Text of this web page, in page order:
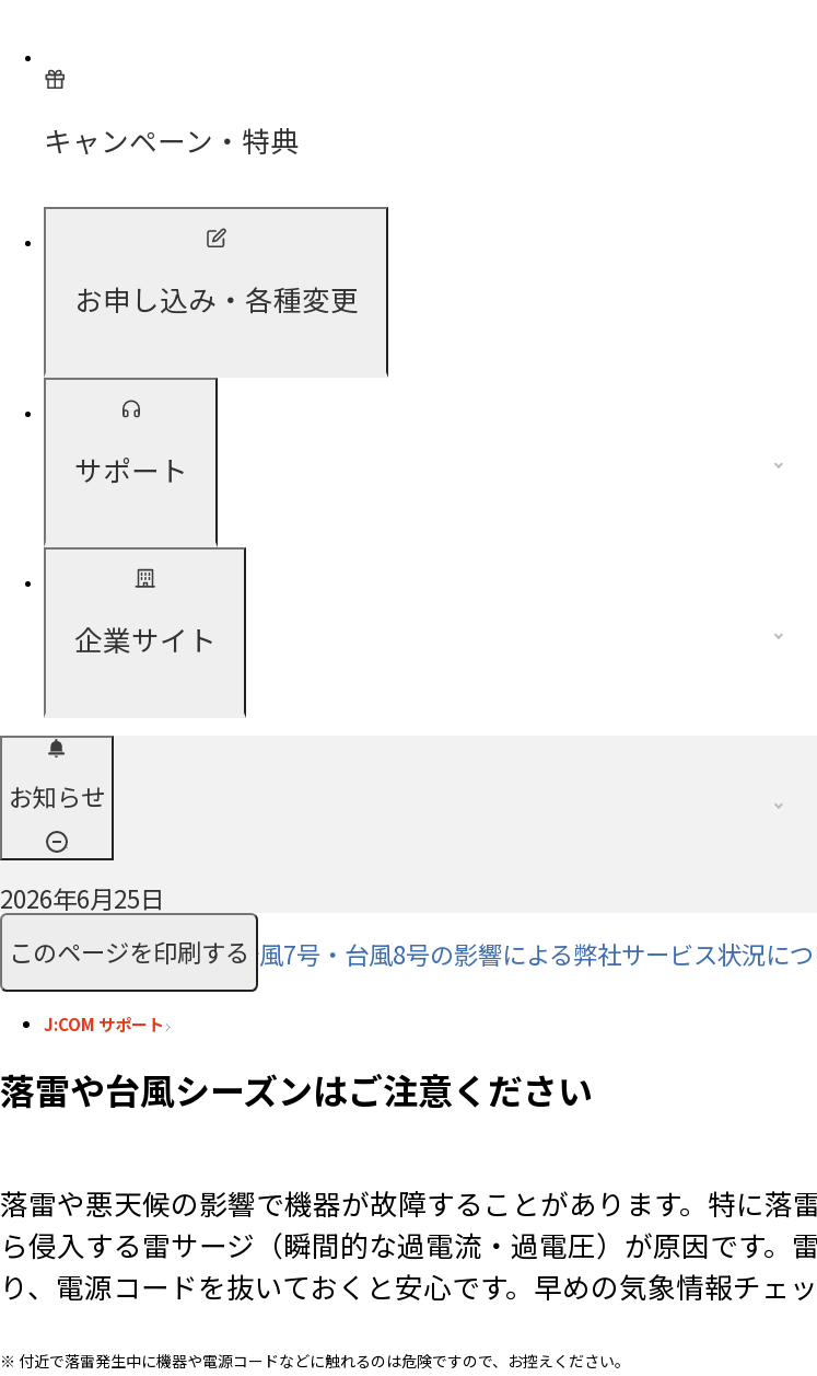
キャンペーン・特典
お申し込み・各種変更
サポート
企業サイト
お知らせ
2026年6月25日
【お知らせ】令和8年 台風7号・台風8号の影響による弊社サービス状況に
このページを印刷する
J:COM サポート
落雷や台風シーズンはご注意ください
落雷や悪天候の影響で機器が故障することがあります。特に落
ら侵入する雷サージ（瞬間的な過電流・過電圧）が原因です。
り、電源コードを抜いておくと安心です。早めの気象情報チェ
※ 付近で落雷発生中に機器や電源コードなどに触れるのは危険ですので、お控えください。